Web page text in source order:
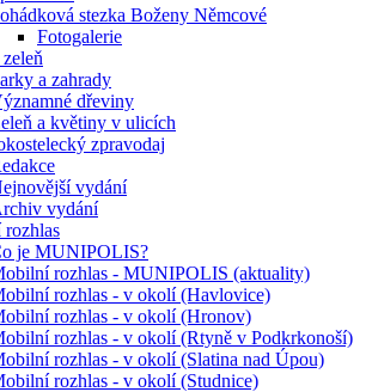
stezka Boženy Němcové
Fotogalerie
a zahrady
dřeviny
a květiny v ulicích
zpravodaj
vydání
vydání
je MUNIPOLIS?
rozhlas - MUNIPOLIS (aktuality)
rozhlas - v okolí (Havlovice)
rozhlas - v okolí (Hronov)
rozhlas - v okolí (Rtyně v Podkrkonoší)
rozhlas - v okolí (Slatina nad Úpou)
rozhlas - v okolí (Studnice)